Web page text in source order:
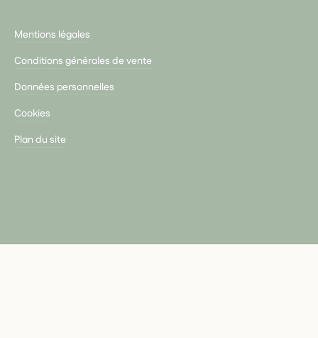
Mentions légales
Conditions générales de vente
Données personnelles
Cookies
Plan du site